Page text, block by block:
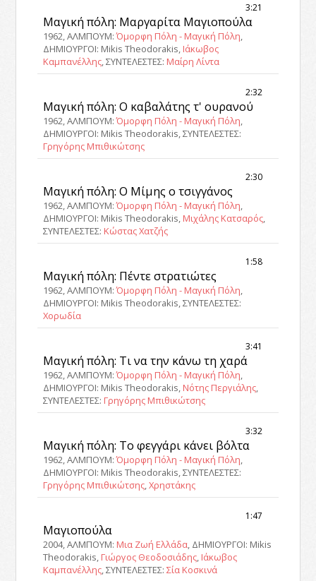
3:21
Μαγική πόλη: Μαργαρίτα Μαγιοπούλα
1962, ΑΛΜΠΟΥΜ:Όμορφη Πόλη - Μαγική Πόλη,
ΔΗΜΙΟΥΡΓΟΙ: Mikis Theodorakis, Ιάκωβος
Καμπανέλλης, ΣΥΝΤΕΛΕΣΤΕΣ: Μαίρη Λίντα
2:32
Μαγική πόλη: Ο καβαλάτης τ' ουρανού
1962, ΑΛΜΠΟΥΜ:Όμορφη Πόλη - Μαγική Πόλη,
ΔΗΜΙΟΥΡΓΟΙ: Mikis Theodorakis, ΣΥΝΤΕΛΕΣΤΕΣ:
Γρηγόρης Μπιθικώτσης
2:30
Μαγική πόλη: Ο Μίμης ο τσιγγάνος
1962, ΑΛΜΠΟΥΜ:Όμορφη Πόλη - Μαγική Πόλη,
ΔΗΜΙΟΥΡΓΟΙ: Mikis Theodorakis, Μιχάλης Κατσαρός,
ΣΥΝΤΕΛΕΣΤΕΣ: Κώστας Χατζής
1:58
Μαγική πόλη: Πέντε στρατιώτες
1962, ΑΛΜΠΟΥΜ:Όμορφη Πόλη - Μαγική Πόλη,
ΔΗΜΙΟΥΡΓΟΙ: Mikis Theodorakis, ΣΥΝΤΕΛΕΣΤΕΣ:
Χορωδία
3:41
Μαγική πόλη: Τι να την κάνω τη χαρά
1962, ΑΛΜΠΟΥΜ:Όμορφη Πόλη - Μαγική Πόλη,
ΔΗΜΙΟΥΡΓΟΙ: Mikis Theodorakis, Νότης Περγιάλης,
ΣΥΝΤΕΛΕΣΤΕΣ: Γρηγόρης Μπιθικώτσης
3:32
Μαγική πόλη: Το φεγγάρι κάνει βόλτα
1962, ΑΛΜΠΟΥΜ:Όμορφη Πόλη - Μαγική Πόλη
ΔΗΜΙΟΥΡΓΟΙ: Mikis Theodorakis, ΣΥΝΤΕΛΕΣΤΕΣ:
Γρηγόρης Μπιθικώτσης ,Χρηστάκης
1:47
Μαγιοπούλα
2004, ΑΛΜΠΟΥΜ: Μια Ζωή Ελλάδα , ΔΗΜΙΟΥΡΓΟΙ: Mikis
Theodorakis, Γιώργος Θεοδοσιάδης Ιάκωβος
Καμπανέλλης , ΣΥΝΤΕΛΕΣΤΕΣ:Σία Κοσκινά